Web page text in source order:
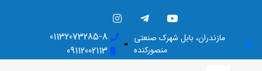
مازندران، بابل شهرک صنعتی
منصورکنده
01132073285-8
09112002113